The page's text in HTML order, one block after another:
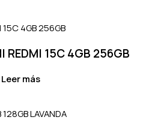
REDMI 15C 4GB 256GB
Leer más